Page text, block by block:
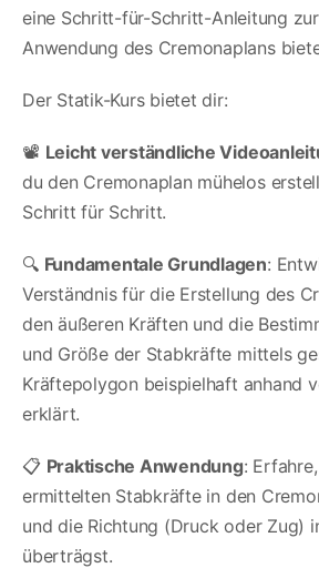
eine Schritt-für-Schritt-Anleitung
Anwendung des Cremonaplans
Der Statik-Kurs bietet dir:
📽️ Leicht verständliche
du den Cremonaplan mühelos
Schritt für Schritt.
🔍 Fundamentale Grundlagen:
Verständnis für die Erstellung des
den äußeren Kräften und die
und Größe der Stabkräfte mittels
Kräftepolygon beispielhaft anhand
erklärt.
📋 Praktische Anwendung:
ermittelten Stabkräfte in den
und die Richtung (Druck oder Zug)
überträgst.